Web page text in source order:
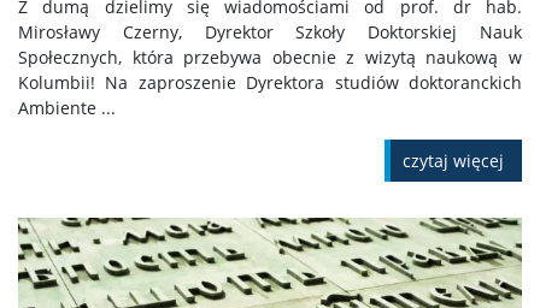
Z dumą dzielimy się wiadomościami od prof. dr hab.
Mirosławy Czerny, Dyrektor Szkoły Doktorskiej Nauk
Społecznych, która przebywa obecnie z wizytą naukową w
Kolumbii! Na zaproszenie Dyrektora studiów doktoranckich
Ambiente ...
czytaj więcej